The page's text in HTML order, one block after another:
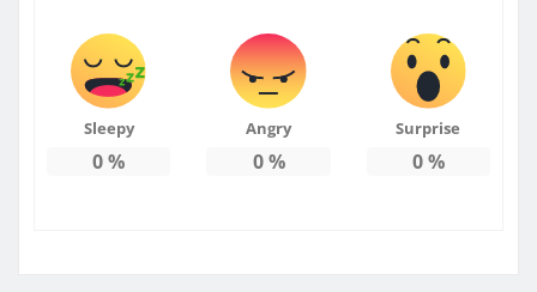
Sleepy
0%
Angry
0%
Surprise
0%